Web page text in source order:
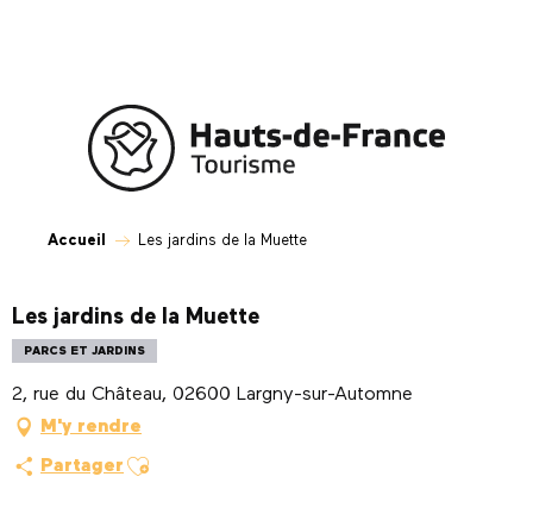
Accueil Les jardins de la Muette
Les jardins de la Muette
PARCS ET JARDINS
2, rue du Château, 02600 Largny-sur-Automne
M'y rendre
Partager Ajouter aux favoris